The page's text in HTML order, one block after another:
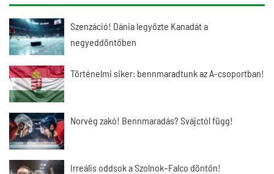
Szenzáció! Dánia legyőzte Kanadát a
negyeddöntőben
Történelmi siker: bennmaradtunk az A-csoportban!
Norvég zakó! Bennmaradás? Svájctól függ!
Irreális oddsok a Szolnok–Falco döntőn!